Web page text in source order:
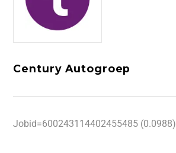
Century Autogroep
Jobid=600243114402455485 (0.0988)